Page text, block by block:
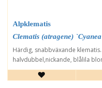
Alpklematis
Clematis (atragene)
Härdig, snabbväxande
halvdubbel,nickande, blålila